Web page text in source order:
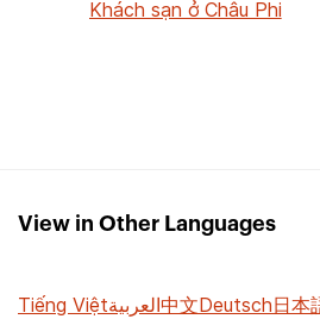
Khách sạn ở Châu Phi
View in Other Languages
Tiếng Việtالعربية中文Deutsch日本